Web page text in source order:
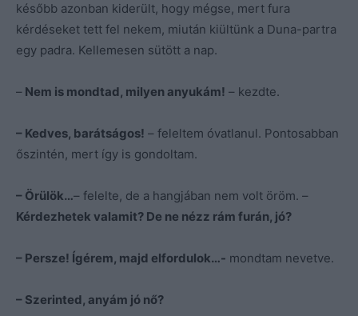
később azonban kiderült, hogy mégse, mert fura
kérdéseket tett fel nekem, miután kiültünk a Duna-partra
egy padra. Kellemesen sütött a nap.
– Nem is mondtad, milyen anyukám! – kezdte.
– Kedves, barátságos! – feleltem óvatlanul. Pontosabban
őszintén, mert így is gondoltam.
– Örülök…– felelte, de a hangjában nem volt öröm. –
Kérdezhetek valamit? De ne nézz rám furán, jó?
– Persze! Ígérem, majd elfordulok…- mondtam nevetve.
– Szerinted, anyám jó nő?